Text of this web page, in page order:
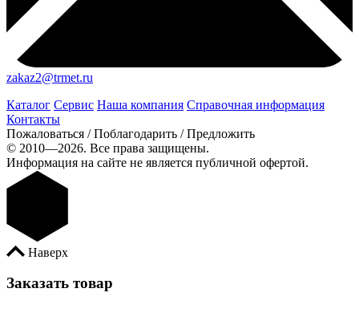
zakaz2@trmet.ru
Каталог Сервис Наша компания Справочная информация
Контакты
Пожаловаться / Поблагодарить / Предложить
© 2010—2026. Все права защищены.
Информация на сайте не является публичной офертой.
Наверх
Заказать товар